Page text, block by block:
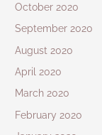
October 2020
September 2020
August 2020
April 2020
March 2020
February 2020